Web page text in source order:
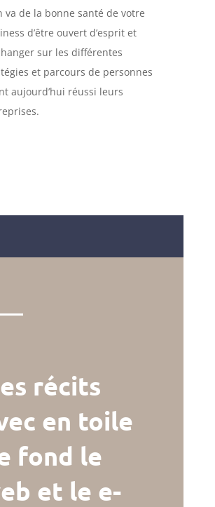
va de la bonne santé de votre
d’être ouvert d’esprit et
sur les différentes
et parcours de personnes
aujourd’hui réussi leurs
récits
en toile
fond le
et le e-